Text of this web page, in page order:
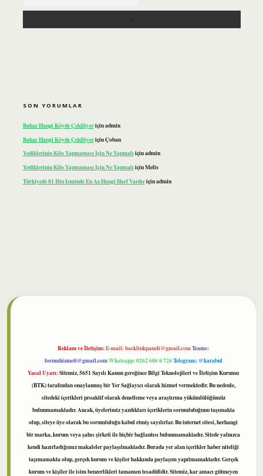
SON YORUMLAR
Bahar Hangi Köyde Çekiliyoriçinadmin
Bahar Hangi Köyde ÇekiliyoriçinÇoban
Yediklerinin Kilo Yapmaması Için Ne Yapmalıiçinadmin
Yediklerinin Kilo Yapmaması Için Ne YapmalıiçinMelis
Türkiyede 81 Ilin Isminde En Az Hangi Harf Vardıriçinadmin
Reklam ve İletişim:E-mail:backlinkpaneli@gmail.comTeams:
forumhizmeti@gmail.comWhatsapp: 0262 606 0 726Telegram: @karabul
Yasal Uyarı:Sitemiz, 5651 Sayılı Kanun gereğince Bilgi Teknolojileri ve İletişim Kurumu
(BTK) tarafından onaylanmış bir Yer Sağlayıcı olarak hizmet vermektedir. Bu nedenle,
sitedeki içerikleri proaktif olarak denetleme veya araştırma yükümlülüğümüz
bulunmamaktadır. Ancak, üyelerimiz yazdıkları içeriklerin sorumluluğunu taşımakta
olup, siteye üye olarak bu sorumluluğu kabul etmiş sayılırlar. Bu internet sitesi, herhangi
bir marka, kurum veya şahıs şirketi ile hiçbir bağlantısı bulunmamaktadır. Sitede yalnızca
kendi hazırladığımız makaleler paylaşılmaktadır. Burada yer alan içerikler haber niteliği
taşımamakta olup, gerçek kurum ve kişiler hakkında paylaşım yapılmamaktadır. Gerçek
kurum ve kişiler ile isim benzerlikleri tamamen tesadüfidir. Sitemiz, kar amacı gütmeyen